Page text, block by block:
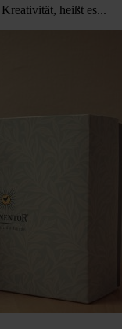
heißt es...